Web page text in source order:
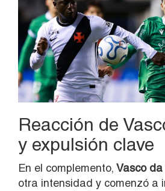
Reacción de
y expulsión clave
En el complemento, Vasco
otra intensidad y comenzó a